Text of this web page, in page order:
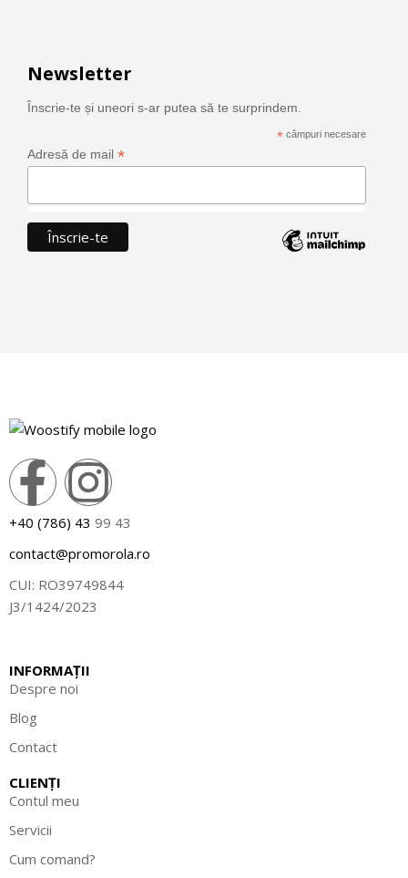
Newsletter
Înscrie-te și uneori s-ar putea să te surprindem.
* câmpuri necesare
Adresă de mail *
+40 (786) 43 99 43
contact@promorola.ro
CUI: RO39749844
J3/1424/2023
INFORMAȚII
Despre noi
Blog
Contact
CLIENȚI
Contul meu
Servicii
Cum comand?